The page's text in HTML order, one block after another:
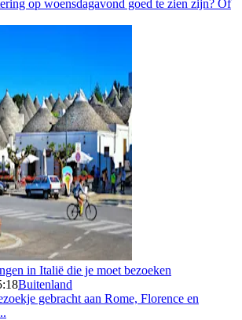
op woensdagavond goed te zien zijn? Of
in Italië die je moet bezoeken
Buitenland
gebracht aan Rome, Florence en